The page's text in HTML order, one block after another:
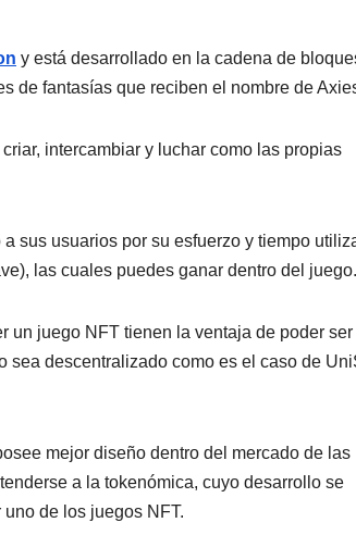
y está desarrollado en la cadena de
de fantasías que reciben el nombre de
intercambiar y luchar como las propias
sus usuarios por su esfuerzo y tiempo
las cuales puedes ganar dentro del juego.
un juego NFT tienen la ventaja de poder ser
sea descentralizado como es el caso de
mejor diseño dentro del mercado de las
a la tokenómica, cuyo desarrollo se
de los juegos NFT.